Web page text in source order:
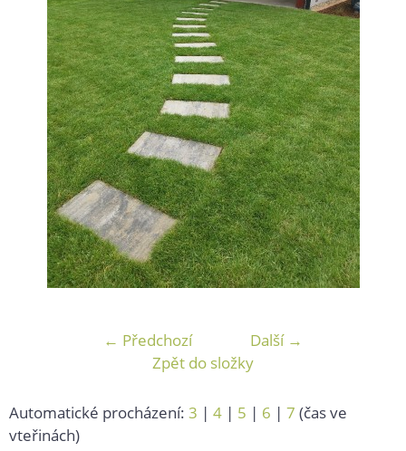
← Předchozí
Další →
Zpět do složky
Automatické procházení: 3 | 4 | 5 | 6 | 7 (čas ve
vteřinách)